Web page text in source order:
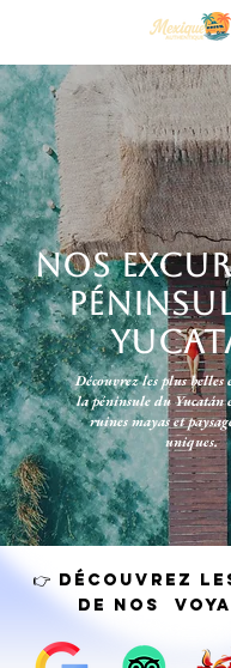
nos
Découvrez les plus belles
la péninsule du Yucatán
ruines mayas et
uniques.
👉 Découvrez
DE NOS